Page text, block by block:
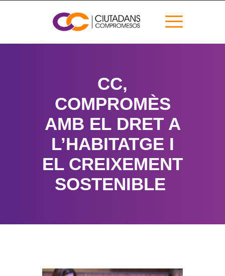
CC,
COMPROMÈS
AMB EL DRET A
L’HABITATGE I
EL CREIXEMENT
SOSTENIBLE